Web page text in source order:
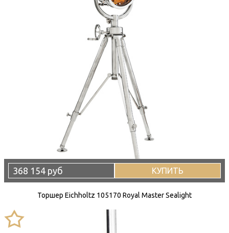
368 154 руб КУПИТЬ
Торшер Eichholtz 105170 Royal Master Sealight